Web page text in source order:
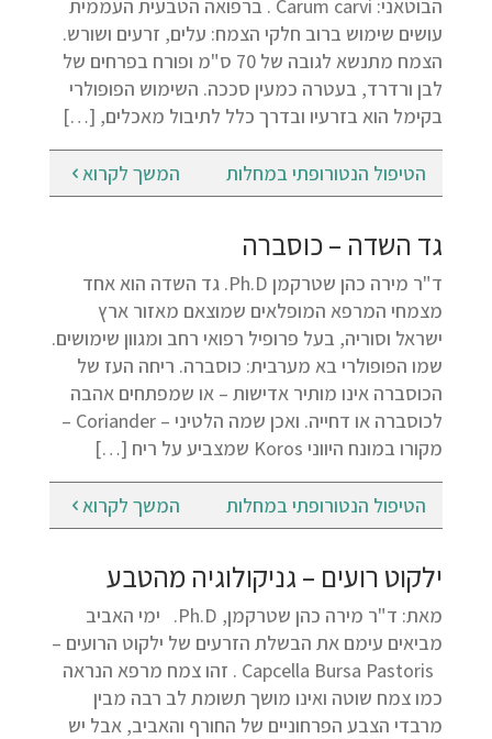
הבוטאני: Carum carvi . ברפואה הטבעית העממית
עושים שימוש ברוב חלקי הצמח: עלים, זרעים ושורש.
הצמח מתנשא לגובה של 70 ס"מ ופורח בפרחים של
לבן ורדרד, בעטרה כמעין סככה. השימוש הפופולרי
בקימל הוא בזרעיו ובדרך כלל לתיבול מאכלים, […]
הטיפול הנטורופתי במחלות המשך לקרוא
גד השדה – כוסברה
ד"ר מירה כהן שטרקמן Ph.D. גד השדה הוא אחד
מצמחי המרפא המופלאים שמוצאם מאזור ארץ
ישראל וסוריה, בעל פרופיל רפואי רחב ומגוון שימושים.
שמו הפופולרי בא מערבית: כוסברה. ריחה העז של
הכוסברה אינו מותיר אדישות – או שמפתחים אהבה
לכוסברה או דחייה. ואכן שמה הלטיני – Coriander –
מקורו במונח היווני Koros שמצביע על ריח […]
הטיפול הנטורופתי במחלות המשך לקרוא
ילקוט רועים – גניקולוגיה מהטבע
מאת: ד"ר מירה כהן שטרקמן, Ph.D. ימי האביב
מביאים עימם את הבשלת הזרעים של ילקוט הרועים –
Capcella Bursa Pastoris . זהו צמח מרפא הנראה
כמו צמח שוטה ואינו מושך תשומת לב רבה מבין
מרבדי הצבע הפרחוניים של החורף והאביב, אבל יש